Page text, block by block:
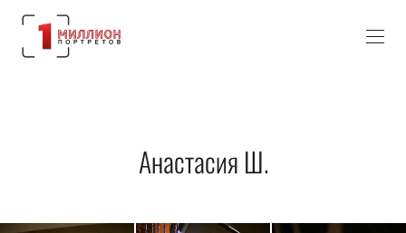
Анастасия Ш.